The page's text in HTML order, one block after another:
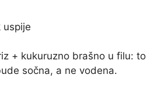
uspije
+ kukuruzno brašno u filu: to
sočna, a ne vodena.